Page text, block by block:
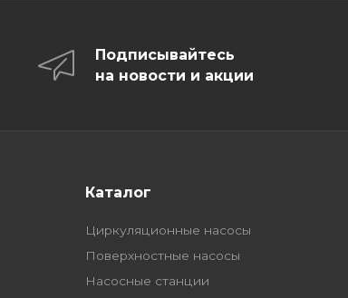
Подписывайтесь
на новости и акции
Каталог
Циркуляционные насосы
Поверхностные насосы
Насосные станции